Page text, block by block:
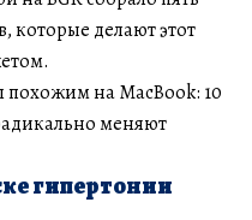
которые делают этот
похожим на MacBook: 10
меняют
гипертонии